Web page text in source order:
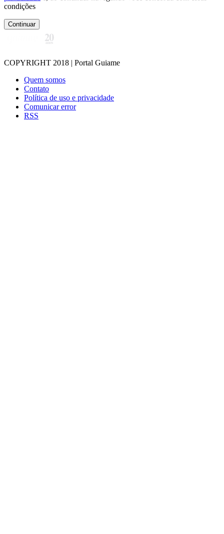
condições
Continuar
COPYRIGHT 2018 | Portal Guiame
Quem somos
Contato
Política de uso e privacidade
Comunicar error
RSS